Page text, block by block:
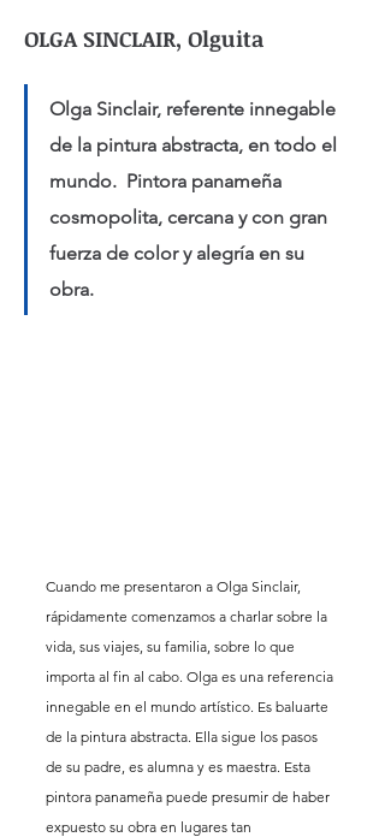
OLGA SINCLAIR, Olguita
Olga Sinclair, referente innegable
de la pintura abstracta, en todo el
mundo.  Pintora panameña
cosmopolita, cercana y con gran
fuerza de color y alegría en su
obra.
Cuando me presentaron a Olga Sinclair,
rápidamente comenzamos a charlar sobre la
vida, sus viajes, su familia, sobre lo que
importa al fin al cabo. Olga es una referencia
innegable en el mundo artístico. Es baluarte
de la pintura abstracta. Ella sigue los pasos
de su padre, es alumna y es maestra. Esta
pintora panameña puede presumir de haber
expuesto su obra en lugares tan